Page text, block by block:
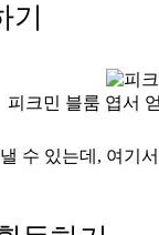
피크민 블룸 엽서
수 있는데, 여